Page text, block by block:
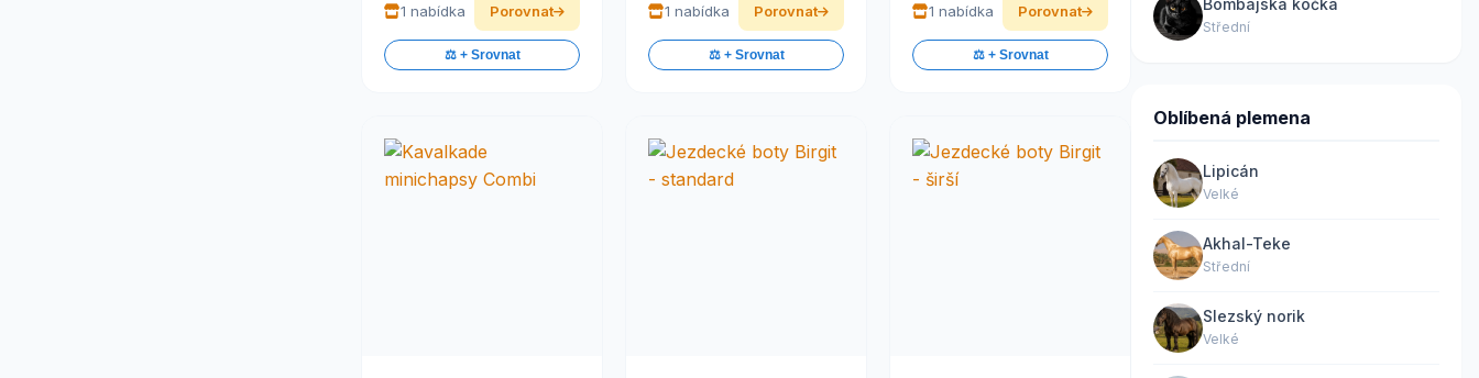
1 nabídka Porovnat
⚖️ + Srovnat
1 nabídka Porovnat
⚖️ + Srovnat
1 nabídka Porovnat
⚖️ + Srovnat
Bombajská kočka
Střední
Oblíbená plemena
Lipicán
Velké
Akhal-Teke
Střední
Slezský norik
Velké